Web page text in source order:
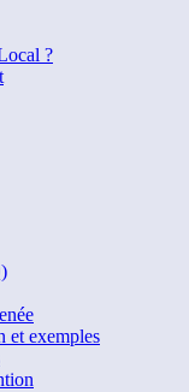
?
et exemples